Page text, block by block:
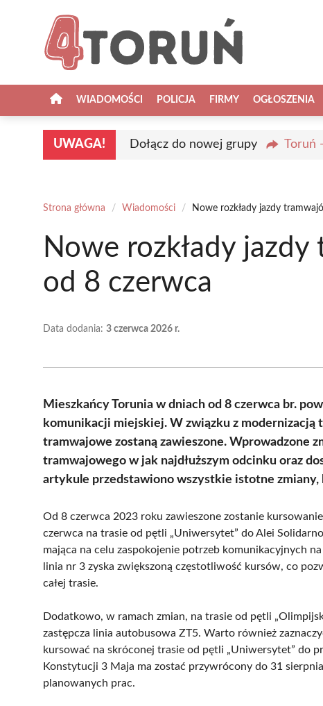
WIADOMOŚCI POLICJA FIRMY OGŁOSZENIA
UWAGA! Dołącz do nowej grupy Toruń
Strona główna / Wiadomości / Nowe rozkłady jazdy
Nowe rozkłady
od 8 czerwca
Data dodania: 3 czerwca 2026 r.
Mieszkańcy Torunia w dniach od 8 czerwca br.
komunikacji miejskiej. W związku z
tramwajowe zostaną zawieszone. Wprowadzone
tramwajowego w jak najdłuższym odcinku oraz
artykule przedstawiono wszystkie istotne
Od 8 czerwca 2023 roku zawieszone zostanie
czerwca na trasie od pętli „Uniwersytet” do Alei
mająca na celu zaspokojenie potrzeb komunikacyjnych
linia nr 3 zyska zwiększoną częstotliwość kursów, co
całej trasie.
Dodatkowo, w ramach zmian, na trasie od pętli
zastępcza linia autobusowa ZT5. Warto również
kursować na skróconej trasie od pętli „Uniwersytet” do
Konstytucji 3 Maja ma zostać przywrócony do 31
planowanych prac.